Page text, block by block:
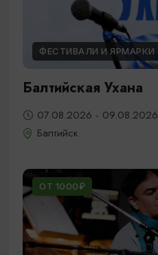
ФЕСТИВАЛИ И ЯРМАРКИ
Балтийская Ухана
07.08.2026 - 09.08.2026
Балтийск
ОТ 1000₽